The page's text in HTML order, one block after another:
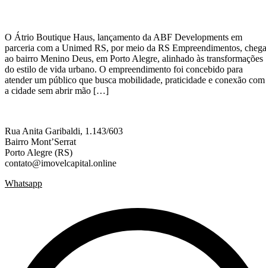
O Átrio Boutique Haus, lançamento da ABF Developments em
parceria com a Unimed RS, por meio da RS Empreendimentos, chega
ao bairro Menino Deus, em Porto Alegre, alinhado às transformações
do estilo de vida urbano. O empreendimento foi concebido para
atender um público que busca mobilidade, praticidade e conexão com
a cidade sem abrir mão […]
Rua Anita Garibaldi, 1.143/603
Bairro Mont’Serrat
Porto Alegre (RS)
contato@imovelcapital.online
Whatsapp